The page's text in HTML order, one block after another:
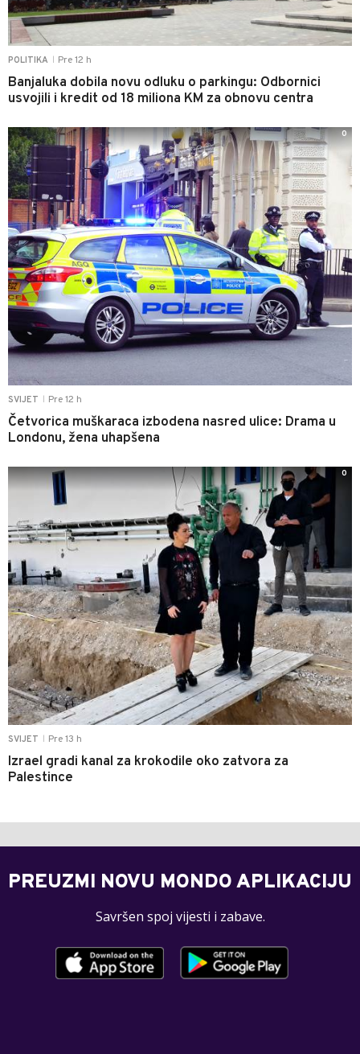
POLITIKA Pre 12 h
Banjaluka dobila novu odluku o parkingu: Odbornici
usvojili i kredit od 18 miliona KM za obnovu centra
SVIJET Pre 12 h
Četvorica muškaraca izbodena nasred ulice: Drama u
Londonu, žena uhapšena
0
SVIJET Pre 13 h
Izrael gradi kanal za krokodile oko zatvora za
Palestince
0
PREUZMI NOVU MONDO APLIKACIJU
Savršen spoj vijesti i zabave.